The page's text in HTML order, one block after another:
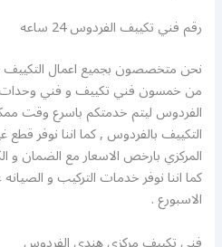
رقم فني تكييف الفردوس 24 ساعه
نحن متخصصون بجميع اعمال التكييف و
من خمسون فني تكييف و فني وحدات
الفردوس ليتم خدمتكم باسرع وقت
التكييف بالفردوس , كما اننا نوفر
المركزي بارخص الاسعار مع الضمان و
كما اننا نوفر خدمات التركيب و
الاسبورع .